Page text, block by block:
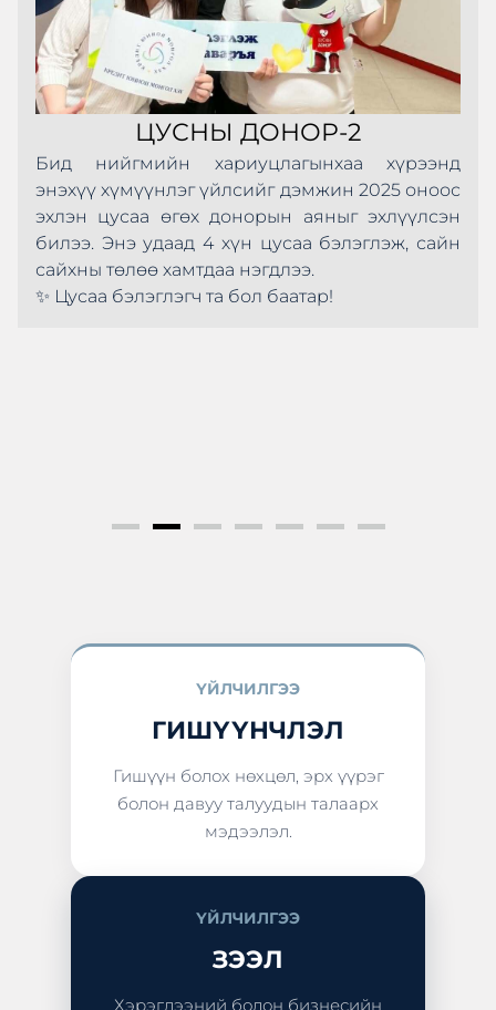
ЦУСНЫ ДОНОР-2
Бид нийгмийн хариуцлагынхаа хүрээнд
энэхүү хүмүүнлэг үйлсийг дэмжин 2025 оноос
эхлэн цусаа өгөх донорын аяныг эхлүүлсэн
билээ. Энэ удаад 4 хүн цусаа бэлэглэж, сайн
сайхны төлөө хамтдаа нэгдлээ.
✨ Цусаа бэлэглэгч та бол баатар!
ҮЙЛЧИЛГЭЭ
ГИШҮҮНЧЛЭЛ
Гишүүн болох нөхцөл, эрх үүрэг
болон давуу талуудын талаарх
мэдээлэл.
ҮЙЛЧИЛГЭЭ
ЗЭЭЛ
Хэрэглээний болон бизнесийн